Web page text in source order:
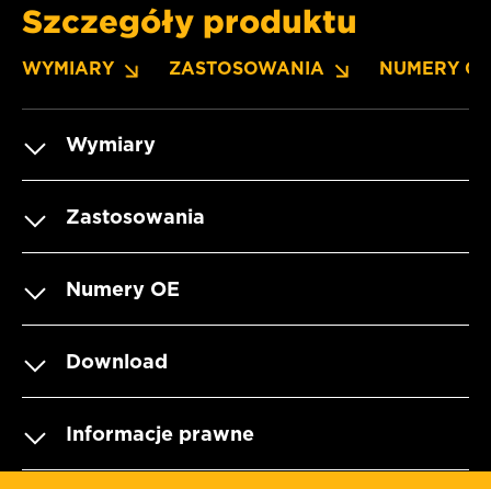
Szczegóły produktu
WYMIARY ZASTOSOWANIA NUMERY OE
Wymiary
Zastosowania
Numery OE
Download
Informacje prawne